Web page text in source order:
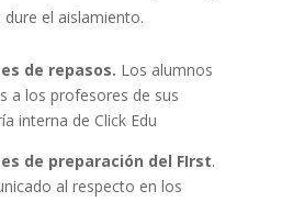
el aislamiento.
de repasos. Los alumnos
a los profesores de sus
interna de Click Edu
de preparación del FIrst.
al respecto en los